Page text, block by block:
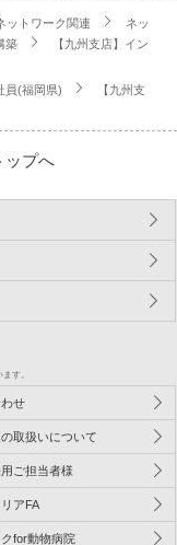
ットワーク関連
ネッ
築
【九州支店】イン
員(福岡県)
【九州支
ップへ
す。
せ
取扱いについて
ご担当者様
アFA
for動物病院